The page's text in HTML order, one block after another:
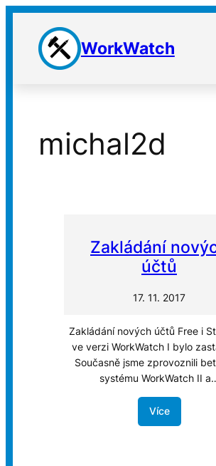
obsah
WorkWatch
michal2d
Zakládání
účtů
17. 11. 2017
Zakládání nových účtů Free i
ve verzi WorkWatch I bylo
Současně jsme zprovoznili
systému WorkWatch II
Více